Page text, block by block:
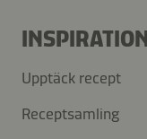
Upptäck recept
Receptsamling